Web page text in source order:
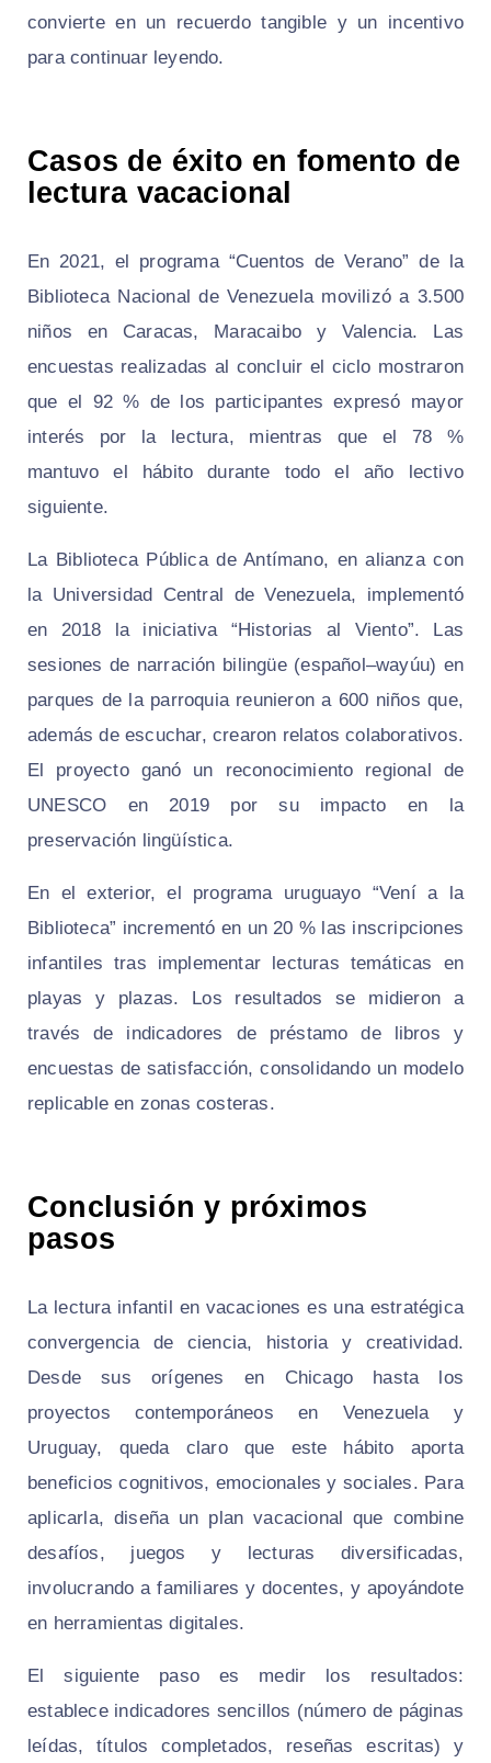
convierte en un recuerdo tangible y un incentivo
para continuar leyendo.
Casos de éxito en fomento de
lectura vacacional
En 2021, el programa “Cuentos de Verano” de la
Biblioteca Nacional de Venezuela movilizó a 3.500
niños en Caracas, Maracaibo y Valencia. Las
encuestas realizadas al concluir el ciclo mostraron
que el 92 % de los participantes expresó mayor
interés por la lectura, mientras que el 78 %
mantuvo el hábito durante todo el año lectivo
siguiente.
La Biblioteca Pública de Antímano, en alianza con
la Universidad Central de Venezuela, implementó
en 2018 la iniciativa “Historias al Viento”. Las
sesiones de narración bilingüe (español–wayúu) en
parques de la parroquia reunieron a 600 niños que,
además de escuchar, crearon relatos colaborativos.
El proyecto ganó un reconocimiento regional de
UNESCO en 2019 por su impacto en la
preservación lingüística.
En el exterior, el programa uruguayo “Vení a la
Biblioteca” incrementó en un 20 % las inscripciones
infantiles tras implementar lecturas temáticas en
playas y plazas. Los resultados se midieron a
través de indicadores de préstamo de libros y
encuestas de satisfacción, consolidando un modelo
replicable en zonas costeras.
Conclusión y próximos
pasos
La lectura infantil en vacaciones es una estratégica
convergencia de ciencia, historia y creatividad.
Desde sus orígenes en Chicago hasta los
proyectos contemporáneos en Venezuela y
Uruguay, queda claro que este hábito aporta
beneficios cognitivos, emocionales y sociales. Para
aplicarla, diseña un plan vacacional que combine
desafíos, juegos y lecturas diversificadas,
involucrando a familiares y docentes, y apoyándote
en herramientas digitales.
El siguiente paso es medir los resultados:
establece indicadores sencillos (número de páginas
leídas, títulos completados, reseñas escritas) y